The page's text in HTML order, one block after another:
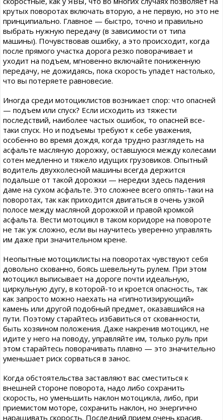
крутых поворотах включать вторую, а не первую, но это не
принципиально. Главное — быстро, точно и правильно
выбрать нужную передачу (в зависимости от типа
машины). Почувствовав ошибку, а это происходит, когда
после прямого участка дорога резко поворачивает и
уходит на подъем, мгновенно включайте пониженную
передачу, не дожидаясь, пока скорость упадет настолько,
что вы потеряете равновесие.
Иногда среди мотоциклистов возникает спор: что опасней
— подъем или спуск? Если исходить из тяжести
последствий, наиболее частых ошибок, то опасней все-
таки спуск. Но и подъемы требуют к себе уважения,
особенно во время дождя, когда трудно разглядеть на
асфальте масляную дорожку, оставшуюся между колесами
сотен медленно и тяжело идущих грузовиков. Опытный
водитель двухколесной машины всегда держится
подальше от такой дорожки — нередки здесь падения
даме на сухом асфальте. Это сложнее всего опять-таки на
поворотах, так как приходится двигаться в очень узкой
полосе между масляной дорожкой и правой кромкой
асфальта. Вести мотоцикл в таком коридоре на повороте
не так уж сложно, если вы научитесь уверенно управлять
им даже при значительном крене.
Неопытные мотоциклисты на поворотах чувствуют себя
довольно скованно, боясь шевельнуть рулем. При этом
мотоцикл выписывает на дороге почти идеальную,
циркульную дугу, в которой-то и кроется опасность, так
как запросто можно наехать на «гипнотизирующий»
камень или другой подобный предмет, оказавшийся на
пути. Поэтому старайтесь избавиться от скованности,
быть хозяином положения. Даже накренив мотоцикл, не
идите у него на поводу, управляйте им, только руль при
этом старайтесь поворачивать плавно — это значительно
уменьшает риск сорваться в занос.
Когда обстоятельства заставляют вас сместиться к
внешней стороне поворота, надо либо сохранить
скорость, но уменьшить наклон мотоцикла, либо, при
приемистом моторе, сохранить наклон, но энергично
наращивать скорость. Последний прием очень красив,